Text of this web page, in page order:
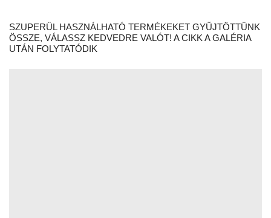
SZUPERÜL HASZNÁLHATÓ TERMÉKEKET GYŰJTÖTTÜNK
ÖSSZE, VÁLASSZ KEDVEDRE VALÓT! A CIKK A GALÉRIA
UTÁN FOLYTATÓDIK